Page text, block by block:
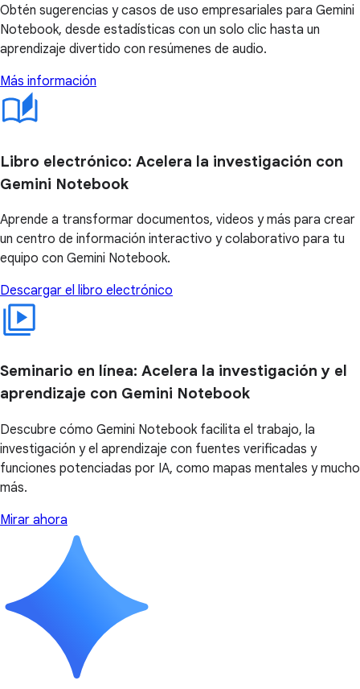
Obtén sugerencias y casos de uso empresariales para Gemini
Notebook, desde estadísticas con un solo clic hasta un
aprendizaje divertido con resúmenes de audio.
Más información
Libro electrónico: Acelera la investigación con
Gemini Notebook
Aprende a transformar documentos, videos y más para crear
un centro de información interactivo y colaborativo para tu
equipo con Gemini Notebook.
Descargar el libro electrónico
Seminario en línea: Acelera la investigación y el
aprendizaje con Gemini Notebook
Descubre cómo Gemini Notebook facilita el trabajo, la
investigación y el aprendizaje con fuentes verificadas y
funciones potenciadas por IA, como mapas mentales y mucho
más.
Mirar ahora